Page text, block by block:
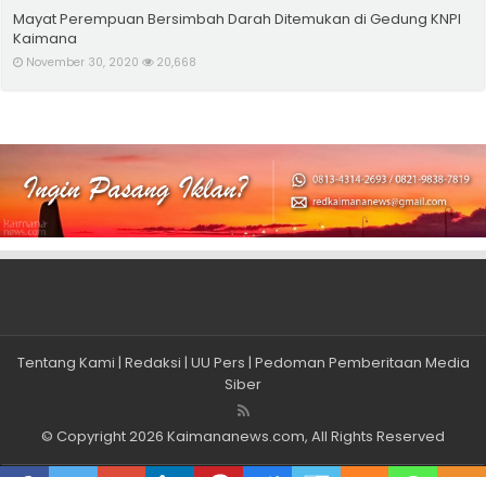
Mayat Perempuan Bersimbah Darah Ditemukan di Gedung KNPI
Kaimana
November 30, 2020 20,668
Tentang Kami | Redaksi | UU Pers | Pedoman Pemberitaan Media
Siber
© Copyright 2026 Kaimananews.com, All Rights Reserved